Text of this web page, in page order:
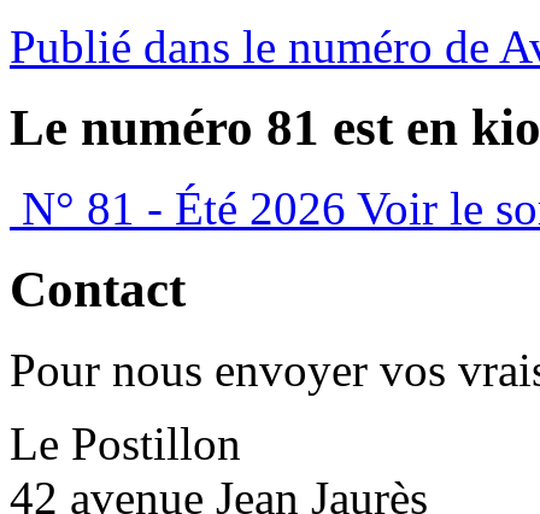
Publié dans le numéro de
Le numéro 81 est en
N° 81 - Été 2026 Voir le
Contact
Pour nous envoyer vos
Le Postillon
42 avenue Jean Jaurès